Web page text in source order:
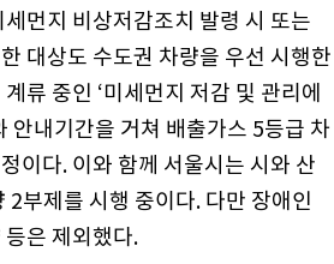
먼지 비상저감조치 발령 시 또는
대상도 수도권 차량을 우선 시행한
류 중인 ‘미세먼지 저감 및 관리에
안내기간을 거쳐 배출가스 5등급 차
이다. 이와 함께 서울시는 시와 산
부제를 시행 중이다. 다만 장애인
은 제외했다.